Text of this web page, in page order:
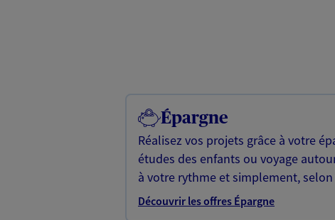
Épargne
Réalisez vos projets grâce à votre
études des enfants ou voyage
à votre rythme et simplement,
Découvrir les offres Épargne